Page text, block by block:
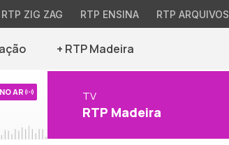
RTP ZIG ZAG RTP ENSINA RTP ARQUIVOS
+ RTP Madeira
NO AR TV
RTP Madeira